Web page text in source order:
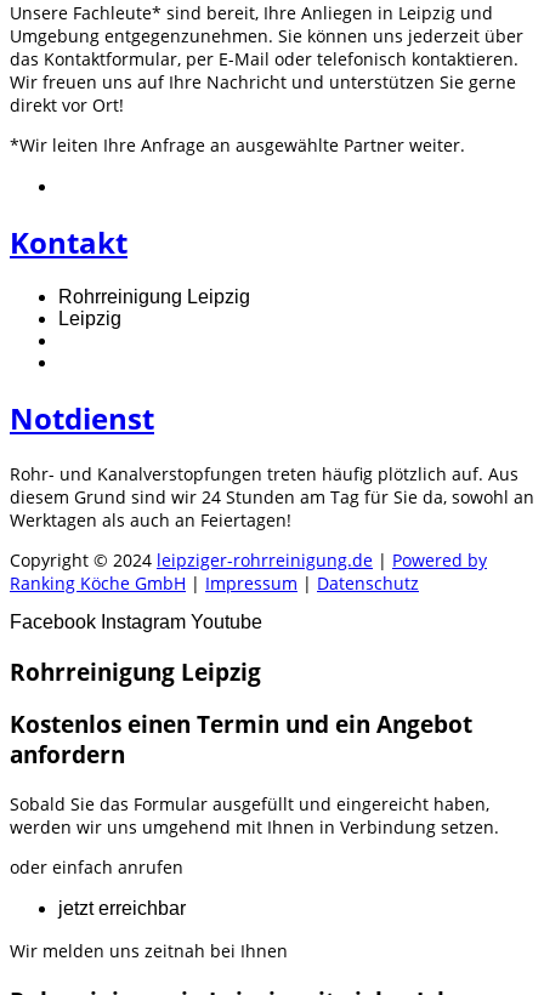
Unsere Fachleute* sind bereit, Ihre Anliegen in Leipzig und
Umgebung entgegenzunehmen. Sie können uns jederzeit über
das Kontaktformular, per E-Mail oder telefonisch kontaktieren.
Wir freuen uns auf Ihre Nachricht und unterstützen Sie gerne
direkt vor Ort!
*Wir leiten Ihre Anfrage an ausgewählte Partner weiter.
Kontakt
Rohrreinigung Leipzig
Leipzig
Notdienst
Rohr- und Kanalverstopfungen treten häufig plötzlich auf. Aus
diesem Grund sind wir 24 Stunden am Tag für Sie da, sowohl an
Werktagen als auch an Feiertagen!
Copyright © 2024 leipziger-rohrreinigung.de | Powered by
Ranking Köche GmbH | Impressum | Datenschutz
Facebook Instagram Youtube
Rohrreinigung Leipzig
Kostenlos einen Termin und ein Angebot
anfordern
Sobald Sie das Formular ausgefüllt und eingereicht haben,
werden wir uns umgehend mit Ihnen in Verbindung setzen.
oder einfach anrufen
jetzt erreichbar
Wir melden uns zeitnah bei Ihnen